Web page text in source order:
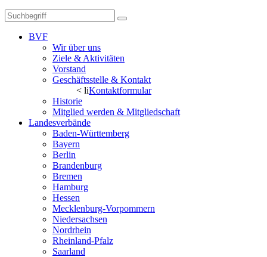
BVF
Wir über uns
Ziele & Aktivitäten
Vorstand
Geschäftsstelle & Kontakt
< liKontaktformular
Historie
Mitglied werden & Mitgliedschaft
Landesverbände
Baden-Württemberg
Bayern
Berlin
Brandenburg
Bremen
Hamburg
Hessen
Mecklenburg-Vorpommern
Niedersachsen
Nordrhein
Rheinland-Pfalz
Saarland